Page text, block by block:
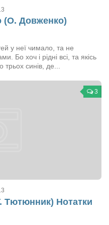
(О. Довженко)
у неї чимало, та не
Бо хоч і рідні всі, та якісь
трьох синів, де...
3
Тютюнник) Нотатки